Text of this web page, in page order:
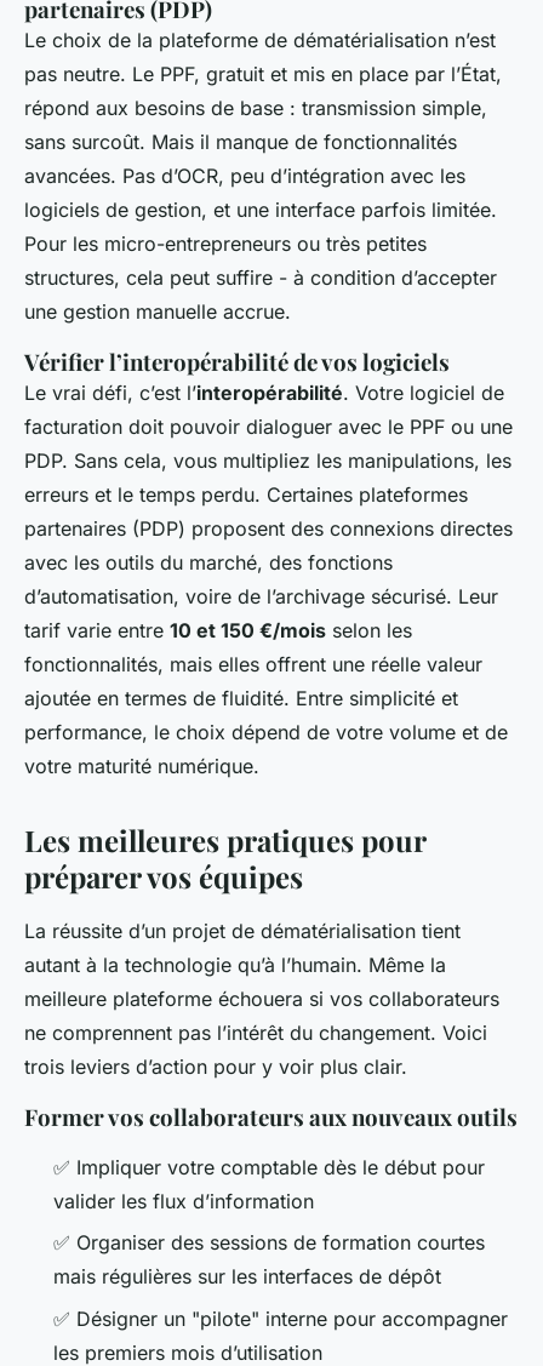
partenaires (PDP)
Le choix de la plateforme de dématérialisation n’est
pas neutre. Le PPF, gratuit et mis en place par l’État,
répond aux besoins de base : transmission simple,
sans surcoût. Mais il manque de fonctionnalités
avancées. Pas d’OCR, peu d’intégration avec les
logiciels de gestion, et une interface parfois limitée.
Pour les micro-entrepreneurs ou très petites
structures, cela peut suffire - à condition d’accepter
une gestion manuelle accrue.
Vérifier l’interopérabilité de vos logiciels
Le vrai défi, c’est l’interopérabilité. Votre logiciel de
facturation doit pouvoir dialoguer avec le PPF ou une
PDP. Sans cela, vous multipliez les manipulations, les
erreurs et le temps perdu. Certaines plateformes
partenaires (PDP) proposent des connexions directes
avec les outils du marché, des fonctions
d’automatisation, voire de l’archivage sécurisé. Leur
tarif varie entre 10 et 150 €/mois selon les
fonctionnalités, mais elles offrent une réelle valeur
ajoutée en termes de fluidité. Entre simplicité et
performance, le choix dépend de votre volume et de
votre maturité numérique.
Les meilleures pratiques pour
préparer vos équipes
La réussite d’un projet de dématérialisation tient
autant à la technologie qu’à l’humain. Même la
meilleure plateforme échouera si vos collaborateurs
ne comprennent pas l’intérêt du changement. Voici
trois leviers d’action pour y voir plus clair.
Former vos collaborateurs aux nouveaux outils
✅ Impliquer votre comptable dès le début pour
valider les flux d’information
✅ Organiser des sessions de formation courtes
mais régulières sur les interfaces de dépôt
✅ Désigner un "pilote" interne pour accompagner
les premiers mois d’utilisation